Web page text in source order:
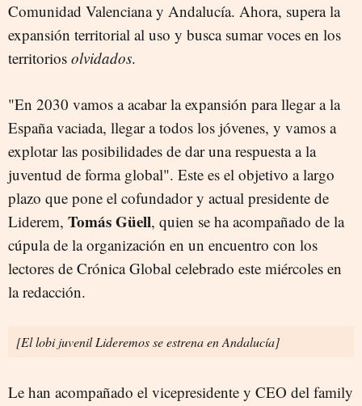
Comunidad Valenciana y Andalucía. Ahora, supera la
expansión territorial al uso y busca sumar voces en los
territorios olvidados.
"En 2030 vamos a acabar la expansión para llegar a la
España vaciada, llegar a todos los jóvenes, y vamos a
explotar las posibilidades de dar una respuesta a la
juventud de forma global". Este es el objetivo a largo
plazo que pone el cofundador y actual presidente de
Liderem, Tomás Güell, quien se ha acompañado de la
cúpula de la organización en un encuentro con los
lectores de Crónica Global celebrado este miércoles en
la redacción.
[El lobi juvenil Lideremos se estrena en Andalucía]
Le han acompañado el vicepresidente y CEO del family